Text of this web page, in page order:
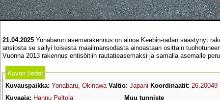
21.04.2025 Yonabarun asemarakennus on ainoa Keebin-radan säästynyt
ansiosta se säilyi toisesta maailmansodasta ainoastaan osittain
Vuonna 2013 rakennus entisöitiin rautatieasemaksi ja samalla asemalle
Kuvan tiedot
Kuvauspaikka: Yonabaru, Okinawa Valtio: Japani Koordinaatit: 26.20049
Kuvaaja: Hannu Peltola
Muu tunniste